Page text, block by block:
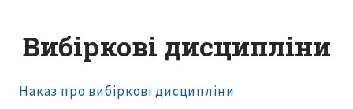
Вибіркові дисципліни
Наказ про вибіркові дисципліни